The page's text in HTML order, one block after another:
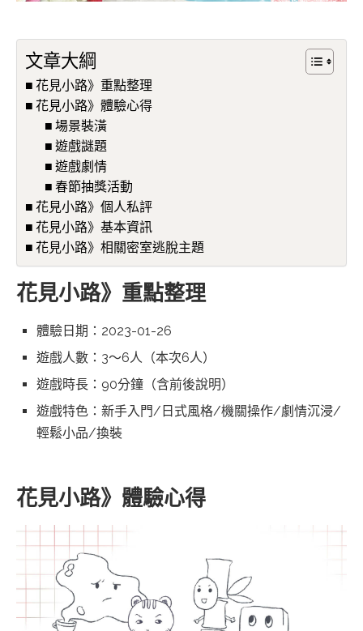
文章大綱
花見小路》重點整理
花見小路》體驗心得
場景裝潢
遊戲謎題
遊戲劇情
春節抽獎活動
花見小路》個人私評
花見小路》基本資訊
花見小路》相關密室逃脫主題
花見小路》重點整理
體驗日期：2023-01-26
遊戲人數：3～6人（本次6人）
遊戲時長：90分鐘（含前後說明）
遊戲特色：新手入門/日式風格/機關操作/劇情沉浸/
輕鬆小品/換裝
花見小路》體驗心得